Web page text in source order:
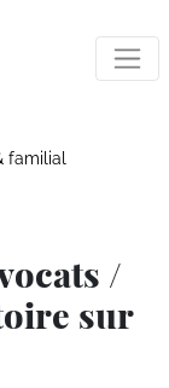
familial
/
sur